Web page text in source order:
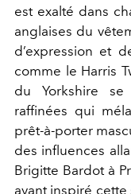
est exalté dans
anglaises du
d’expression et
comme le Harris
du Yorkshire
raffinées qui
prêt-à-porter
des influences
Brigitte Bardot à
ayant inspiré cette